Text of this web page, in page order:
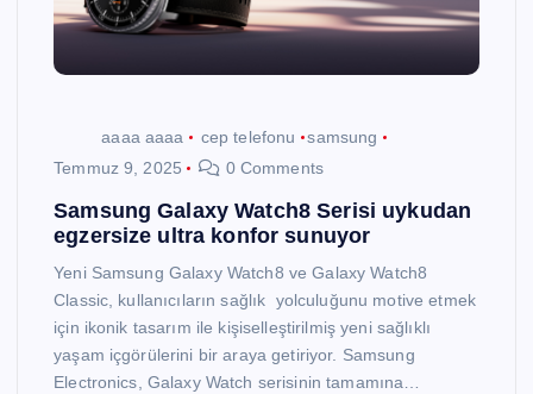
aaaa aaaa cep telefonu
samsung
Temmuz 9, 2025
0 Comments
Samsung Galaxy Watch8 Serisi uykudan
egzersize ultra konfor sunuyor
Yeni Samsung Galaxy Watch8 ve Galaxy Watch8
Classic, kullanıcıların sağlık yolculuğunu motive etmek
için ikonik tasarım ile kişiselleştirilmiş yeni sağlıklı
yaşam içgörülerini bir araya getiriyor. Samsung
Electronics, Galaxy Watch serisinin tamamına…